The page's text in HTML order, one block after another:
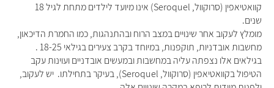
קוואטיאפין (סרוקוול, Seroquel)
אינו מיועד לילדים מתחת לגיל 18
שנים.
מומלץ לעקוב אחר שינויים במצב הרוח ובהתנהגות, כמו החמרת הדיכאון,
מחשבות אובדניות, תוקפנות, במיוחד בקרב צעירים בגילאי 18-25 .
בגילאים אלו נצפתה עליה במחשבות ובמעשים אובדניים ועוינות עקב
הטיפול בקוואטיאפין (סרוקוול, Seroquel), בעיקר בתחילתו. יש לעקוב,